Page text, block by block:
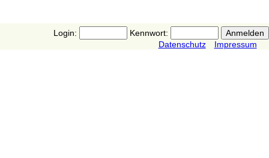
Login:
Kennwort:
Datenschutz
Impressum